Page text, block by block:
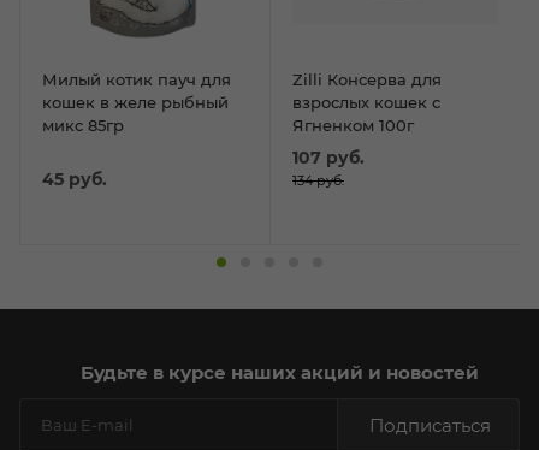
Милый котик пауч для
кошек в желе рыбный
микс 85гр
45 руб.
Zilli Консерва для
взрослых кошек с
Ягненком 100г
107 руб.
134руб.
Будьте в курсе наших акций и новостей
Подписаться